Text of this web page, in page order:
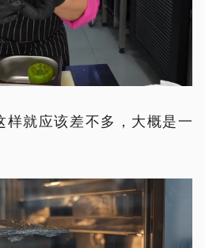
样就应该差不多，大概是一